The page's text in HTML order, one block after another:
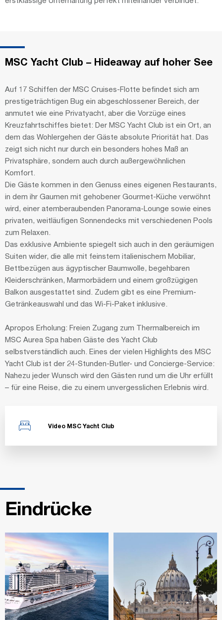
MSC Yacht Club – Hideaway auf hoher See
Auf 17 Schiffen der MSC Cruises-Flotte befindet sich am
prestigeträchtigen Bug ein abgeschlossener Bereich, der
anmutet wie eine Privatyacht, aber die Vorzüge eines
Kreuzfahrtschiffes bietet: Der MSC Yacht Club ist ein Ort, an
dem das Wohlergehen der Gäste absolute Priorität hat. Das
zeigt sich nicht nur durch ein besonders hohes Maß an
Privatsphäre, sondern auch durch außergewöhnlichen
Komfort.
Die Gäste kommen in den Genuss eines eigenen Restaurants,
in dem ihr Gaumen mit gehobener Gourmet-Küche verwöhnt
wird, einer atemberaubenden Panorama-Lounge sowie eines
privaten, weitläufigen Sonnendecks mit verschiedenen Pools
zum Relaxen.
Das exklusive Ambiente spiegelt sich auch in den geräumigen
Suiten wider, die alle mit feinstem italienischem Mobiliar,
Bettbezügen aus ägyptischer Baumwolle, begehbaren
Kleiderschränken, Marmorbädern und einem großzügigen
Balkon ausgestattet sind. Zudem gibt es eine Premium-
Getränkeauswahl und das Wi-Fi-Paket inklusive.
Apropos Erholung: Freien Zugang zum Thermalbereich im
MSC Aurea Spa haben Gäste des Yacht Club
selbstverständlich auch. Eines der vielen Highlights des MSC
Yacht Club ist der 24-Stunden-Butler- und Concierge-Service:
Nahezu jeder Wunsch wird den Gästen rund um die Uhr erfüllt
– für eine Reise, die zu einem unvergesslichen Erlebnis wird.
Video MSC Yacht Club
Eindrücke